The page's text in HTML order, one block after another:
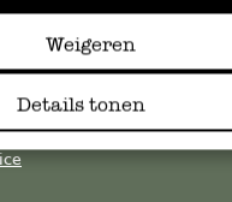
Weigeren
Details tonen
.